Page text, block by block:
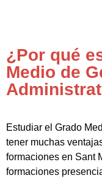
¿Por qué
Medio de
Estudiar el Grado
tener muchas
formaciones en Sant
formaciones